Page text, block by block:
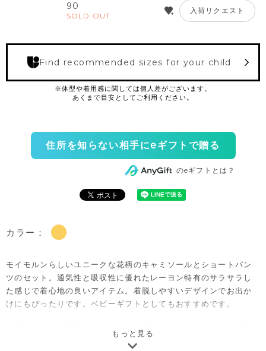
90
SOLD OUT
入荷リクエスト
Find recommended sizes for your child
住所を知らない相手にeギフトで贈る
のeギフトとは？
カラー：
モイモルンらしいユニークな花柄のキャミソールとショートパン
ツのセット。通気性と吸収性に優れたレーヨン特有のサラサラし
た感じで着心地の良いアイテム。着脱しやすいデザインでお出か
けにもぴったりです。ベビーギフトとしてもおすすめです。
もっと見る